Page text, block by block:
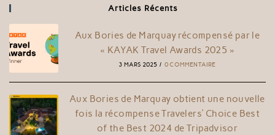
Articles Récents
Aux Bories de Marquay récompensé par le
« KAYAK Travel Awards 2025 »
3 MARS 2025 / 0 COMMENTAIRE
Aux Bories de Marquay obtient une nouvelle
fois la récompense Travelers’ Choice Best
of the Best 2024 de Tripadvisor